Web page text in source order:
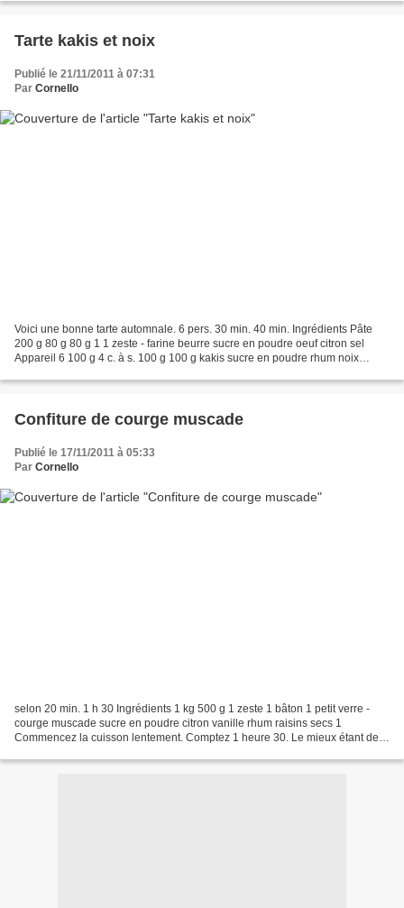
Tarte kakis et noix
Publié le 21/11/2011 à 07:31
Par Cornello
Voici une bonne tarte automnale. 6 pers. 30 min. 40 min. Ingrédients Pâte
200 g 80 g 80 g 1 1 zeste - farine beurre sucre en poudre oeuf citron sel
Appareil 6 100 g 4 c. à s. 100 g 100 g kakis sucre en poudre rhum noix
Confiture de courge muscade
Publié le 17/11/2011 à 05:33
Par Cornello
selon 20 min. 1 h 30 Ingrédients 1 kg 500 g 1 zeste 1 bâton 1 petit verre -
courge muscade sucre en poudre citron vanille rhum raisins secs 1
Commencez la cuisson lentement. Comptez 1 heure 30. Le mieux étant de